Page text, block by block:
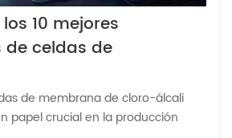
10 mejores
de celdas de
que debería
de membrana de cloro-álcali
papel crucial en la producción